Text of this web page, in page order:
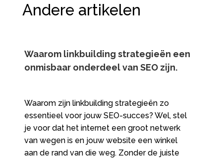
Andere artikelen
Waarom linkbuilding strategieën een
onmisbaar onderdeel van SEO zijn.​
Waarom zijn linkbuilding strategieën zo
essentieel voor jouw SEO-succes? Wel, stel
je voor dat het internet een groot netwerk
van wegen is en jouw website een winkel
aan de rand van die weg. Zonder de juiste